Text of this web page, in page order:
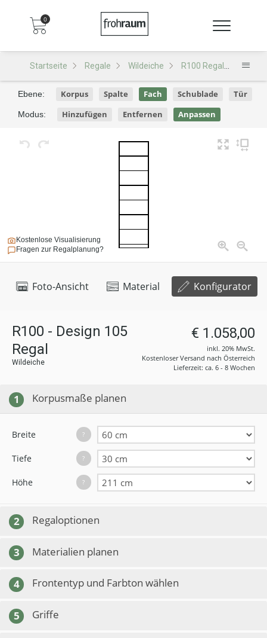
0
Startseite Regale Wildeiche R100 Regal R100
Foto-Ansicht Material Konfigurator
Kostenlose Visualisierung
Fragen zur Regalplanung?
Ebene: Korpus Spalte Fach Schublade Tür
Modus: Hinzufügen Entfernen Anpassen
R100 - Design 105
Regal
Wildeiche
€ 1.058,00
inkl. 20% MwSt.
Kostenloser Versand nach Österreich
Lieferzeit: ca. 6 - 8 Wochen
1 Korpusmaße planen
Breite ?
Tiefe ?
Höhe ?
2 Regaloptionen
3 Materialien planen
4 Frontentyp und Farbton wählen
5 Griffe